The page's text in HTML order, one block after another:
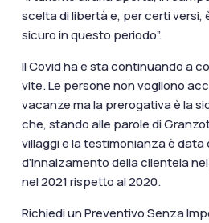
scelta di libertà e, per certi
sicuro in questo periodo”.
Il Covid ha e sta continuando a
vite. Le persone non vogliono
vacanze ma la prerogativa è la
che, stando alle parole di
villaggi e la testimonianza è data
d’innalzamento della clientela
nel 2021 rispetto al 2020.
Richiedi un Preventivo Senza